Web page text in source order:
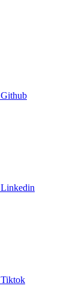
Github
Linkedin
Tiktok